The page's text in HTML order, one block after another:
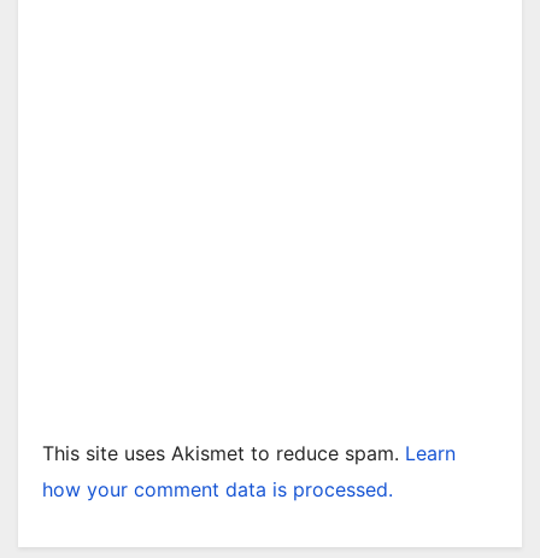
This site uses Akismet to reduce spam. Learn
how your comment data is processed.